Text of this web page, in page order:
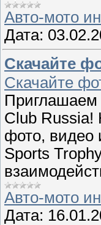
Авто-мото
Дата:
Скачайте
Скачайте
Приглашаем
Club Russia!
фото, видео
Sports
Авто-мото
Дата: